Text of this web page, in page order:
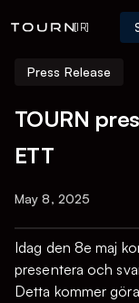
[IR]
Press Release
TOURN
ETT
May 8, 2025
Idag den 8e maj
presentera och
Detta kommer